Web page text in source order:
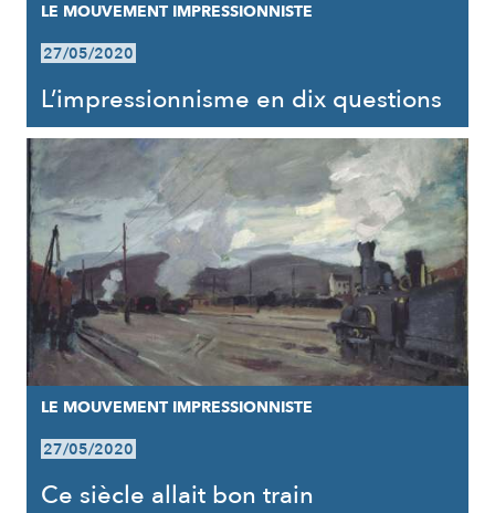
LE MOUVEMENT IMPRESSIONNISTE
27/05/2020
L’impressionnisme en dix questions
LE MOUVEMENT IMPRESSIONNISTE
27/05/2020
Ce siècle allait bon train